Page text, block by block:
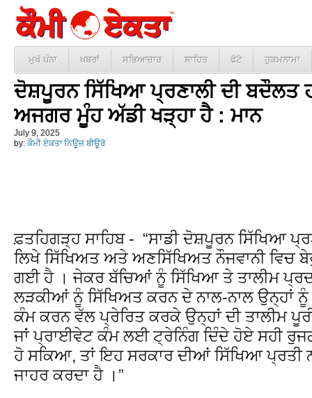
ਮੁਖੱ ਪੰਨਾ ਖ਼ਬਰਾਂ ਸਭਿਆਚਾਰ ਸਾਹਿਤ ਫੋਟੋ ਹੁਕਮਨਾਮਾ
ਦੋਸ਼ਪੂਰਨ ਸਿੱਖਿਆ ਪ੍ਰਣਾਲੀ ਦੀ ਬਦੌਲਤ
ਅਜਗਰ ਮੂੰਹ ਅੱਡੀ ਖੜ੍ਹਾ ਹੈ : ਮਾਨ
July 9, 2025
by: ਕੌਮੀ ਏਕਤਾ ਨਿਊਜ਼ ਬੀਊਰੋ
ਫ਼ਤਹਿਗੜ੍ਹ ਸਾਹਿਬ - “ਸਾਡੀ ਦੋਸ਼ਪੂਰਨ ਸਿੱਖਿਆ
ਲਿਖੇ ਸਿੱਖਿਅਤ ਅਤੇ ਅਣਸਿੱਖਿਅਤ ਨੌਜਵਾਨੀ ਵਿਚ
ਗਈ ਹੈ । ਜੇਕਰ ਬੱਚਿਆਂ ਨੂੰ ਸਿੱਖਿਆ ਤੇ ਤਾਲੀਮ
ਲੜਕੀਆਂ ਨੂੰ ਸਿੱਖਿਅਤ ਕਰਨ ਦੇ ਨਾਲ-ਨਾਲ ਉਨ੍ਹਾਂ
ਕੰਮ ਕਰਨ ਵੱਲ ਪ੍ਰੇਰਿਤ ਕਰਕੇ ਉਨ੍ਹਾਂ ਦੀ ਤਾਲੀਮ
ਜਾਂ ਪ੍ਰਾਈਵੇਟ ਕੰਮ ਲਈ ਟ੍ਰੇਨਿੰਗ ਦਿੰਦੇ ਹੋਏ ਸਹੀ
ਹੋ ਸਕਿਆ, ਤਾਂ ਇਹ ਸਰਕਾਰ ਦੀਆਂ ਸਿੱਖਿਆ ਪ੍ਰਤੀ
ਜਾਹਰ ਕਰਦਾ ਹੈ ।”